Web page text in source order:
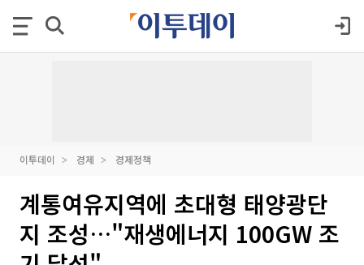
이투데이 경제 경제정책
계통여유지역에 초대형 태양광단
지 조성…"재생에너지 100GW 조